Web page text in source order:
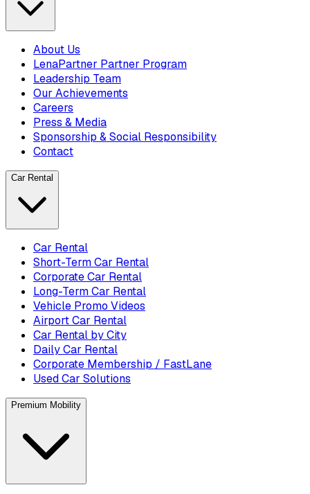
About Us
LenaPartner Partner Program
Leadership Team
Our Achievements
Careers
Press & Media
Sponsorship & Social Responsibility
Contact
Car Rental
Car Rental
Short-Term Car Rental
Corporate Car Rental
Long-Term Car Rental
Vehicle Promo Videos
Airport Car Rental
Car Rental by City
Daily Car Rental
Corporate Membership / FastLane
Used Car Solutions
Premium Mobility